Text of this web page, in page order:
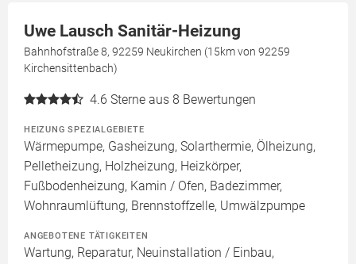
Uwe Lausch Sanitär-Heizung
Bahnhofstraße 8, 92259 Neukirchen (15km von 92259
Kirchensittenbach)
4.6 Sterne aus 8 Bewertungen
HEIZUNG SPEZIALGEBIETE
Wärmepumpe, Gasheizung, Solarthermie, Ölheizung,
Pelletheizung, Holzheizung, Heizkörper,
Fußbodenheizung, Kamin / Ofen, Badezimmer,
Wohnraumlüftung, Brennstoffzelle, Umwälzpumpe
ANGEBOTENE TÄTIGKEITEN
Wartung, Reparatur, Neuinstallation / Einbau,